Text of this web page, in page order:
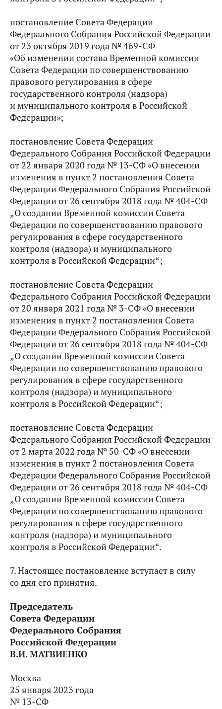
постановление Совета Федерации
Федерального Собрания Российской Федерации
от 23 октября 2019 года № 469-СФ
«Об изменении состава Временной комиссии
Совета Федерации по совершенствованию
правового регулирования в сфере
государственного контроля (надзора)
и муниципального контроля в Российской
Федерации»;
постановление Совета Федерации
Федерального Собрания Российской Федерации
от 22 января 2020 года № 13-СФ «О внесении
изменения в пункт 2 постановления Совета
Федерации Федерального Собрания Российской
Федерации от 26 сентября 2018 года № 404-СФ
„О создании Временной комиссии Совета
Федерации по совершенствованию правового
регулирования в сфере государственного
контроля (надзора) и муниципального
контроля в Российской Федерации“;
постановление Совета Федерации
Федерального Собрания Российской Федерации
от 20 января 2021 года № 3-СФ «О внесении
изменения в пункт 2 постановления Совета
Федерации Федерального Собрания Российской
Федерации от 26 сентября 2018 года № 404-СФ
„О создании Временной комиссии Совета
Федерации по совершенствованию правового
регулирования в сфере государственного
контроля (надзора) и муниципального
контроля в Российской Федерации“;
постановление Совета Федерации
Федерального Собрания Российской Федерации
от 2 марта 2022 года № 50-СФ «О внесении
изменения в пункт 2 постановления Совета
Федерации Федерального Собрания Российской
Федерации от 26 сентября 2018 года № 404-СФ
„О создании Временной комиссии Совета
Федерации по совершенствованию правового
регулирования в сфере государственного
контроля (надзора) и муниципального
контроля в Российской Федерации“.
7. Настоящее постановление вступает в силу
со дня его принятия.
Председатель
Совета Федерации
Федерального Собрания
Российской Федерации
В.И. МАТВИЕНКО
Москва
25 января 2023 года
№ 13-СФ